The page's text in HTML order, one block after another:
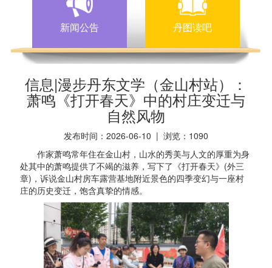
新闻公告 丹图读吧
信息|漫步丹东文学（金山村站）：
萧鸣《打开春天》中的村庄变迁与
自然风物
发布时间：2026-06-10 | 浏览： 1090
作家萧鸣常年住在金山村，山水的秀美与人文的厚重为身
处其中的萧鸣提供了不竭的滋养，写下了《打开春天》(外三
章)，诉说金山村房车露营基地附近景色的四季变幻与一座村
庄的历史变迁，饱含真挚的情感。